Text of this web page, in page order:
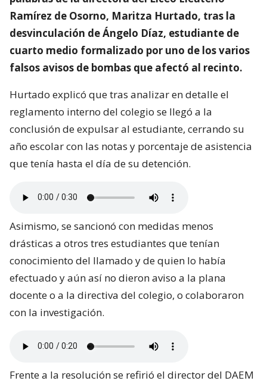
Ramírez de Osorno, Maritza Hurtado, tras la
desvinculación de Ángelo Díaz, estudiante de
cuarto medio formalizado por uno de los varios
falsos avisos de bombas que afectó al recinto.
Hurtado explicó que tras analizar en detalle el
reglamento interno del colegio se llegó a la
conclusión de expulsar al estudiante, cerrando su
año escolar con las notas y porcentaje de asistencia
que tenía hasta el día de su detención.
Asimismo, se sancionó con medidas menos
drásticas a otros tres estudiantes que tenían
conocimiento del llamado y de quien lo había
efectuado y aún así no dieron aviso a la plana
docente o a la directiva del colegio, o colaboraron
con la investigación.
Frente a la resolución se refirió el director del DAEM